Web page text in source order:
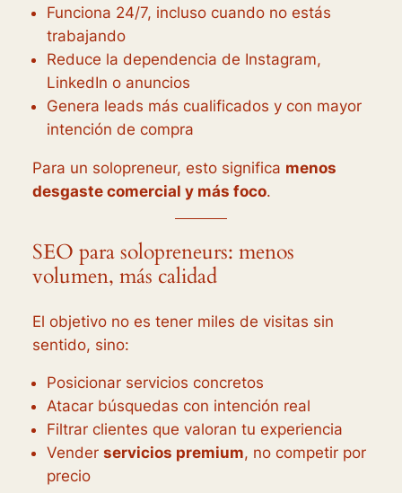
Funciona 24/7, incluso cuando no estás
trabajando
Reduce la dependencia de Instagram,
LinkedIn o anuncios
Genera leads más cualificados y con mayor
intención de compra
Para un solopreneur, esto significa menos
desgaste comercial y más foco.
SEO para solopreneurs: menos
volumen, más calidad
El objetivo no es tener miles de visitas sin
sentido, sino:
Posicionar servicios concretos
Atacar búsquedas con intención real
Filtrar clientes que valoran tu experiencia
Vender servicios premium, no competir por
precio